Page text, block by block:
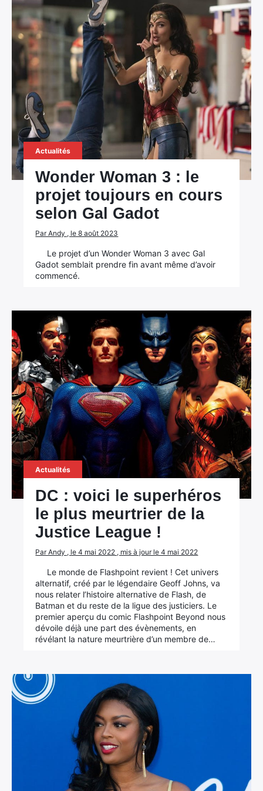
Actualités
Wonder Woman 3 : le
projet toujours en cours
selon Gal Gadot
Par Andy , le 8 août 2023
Le projet d’un Wonder Woman 3 avec Gal
Gadot semblait prendre fin avant même d’avoir
commencé.
Actualités
DC : voici le superhéros
le plus meurtrier de la
Justice League !
Par Andy , le 4 mai 2022 , mis à jour le 4 mai 2022
Le monde de Flashpoint revient ! Cet univers
alternatif, créé par le légendaire Geoff Johns, va
nous relater l’histoire alternative de Flash, de
Batman et du reste de la ligue des justiciers. Le
premier aperçu du comic Flashpoint Beyond nous
dévoile déjà une part des évènements, en
révélant la nature meurtrière d’un membre de…